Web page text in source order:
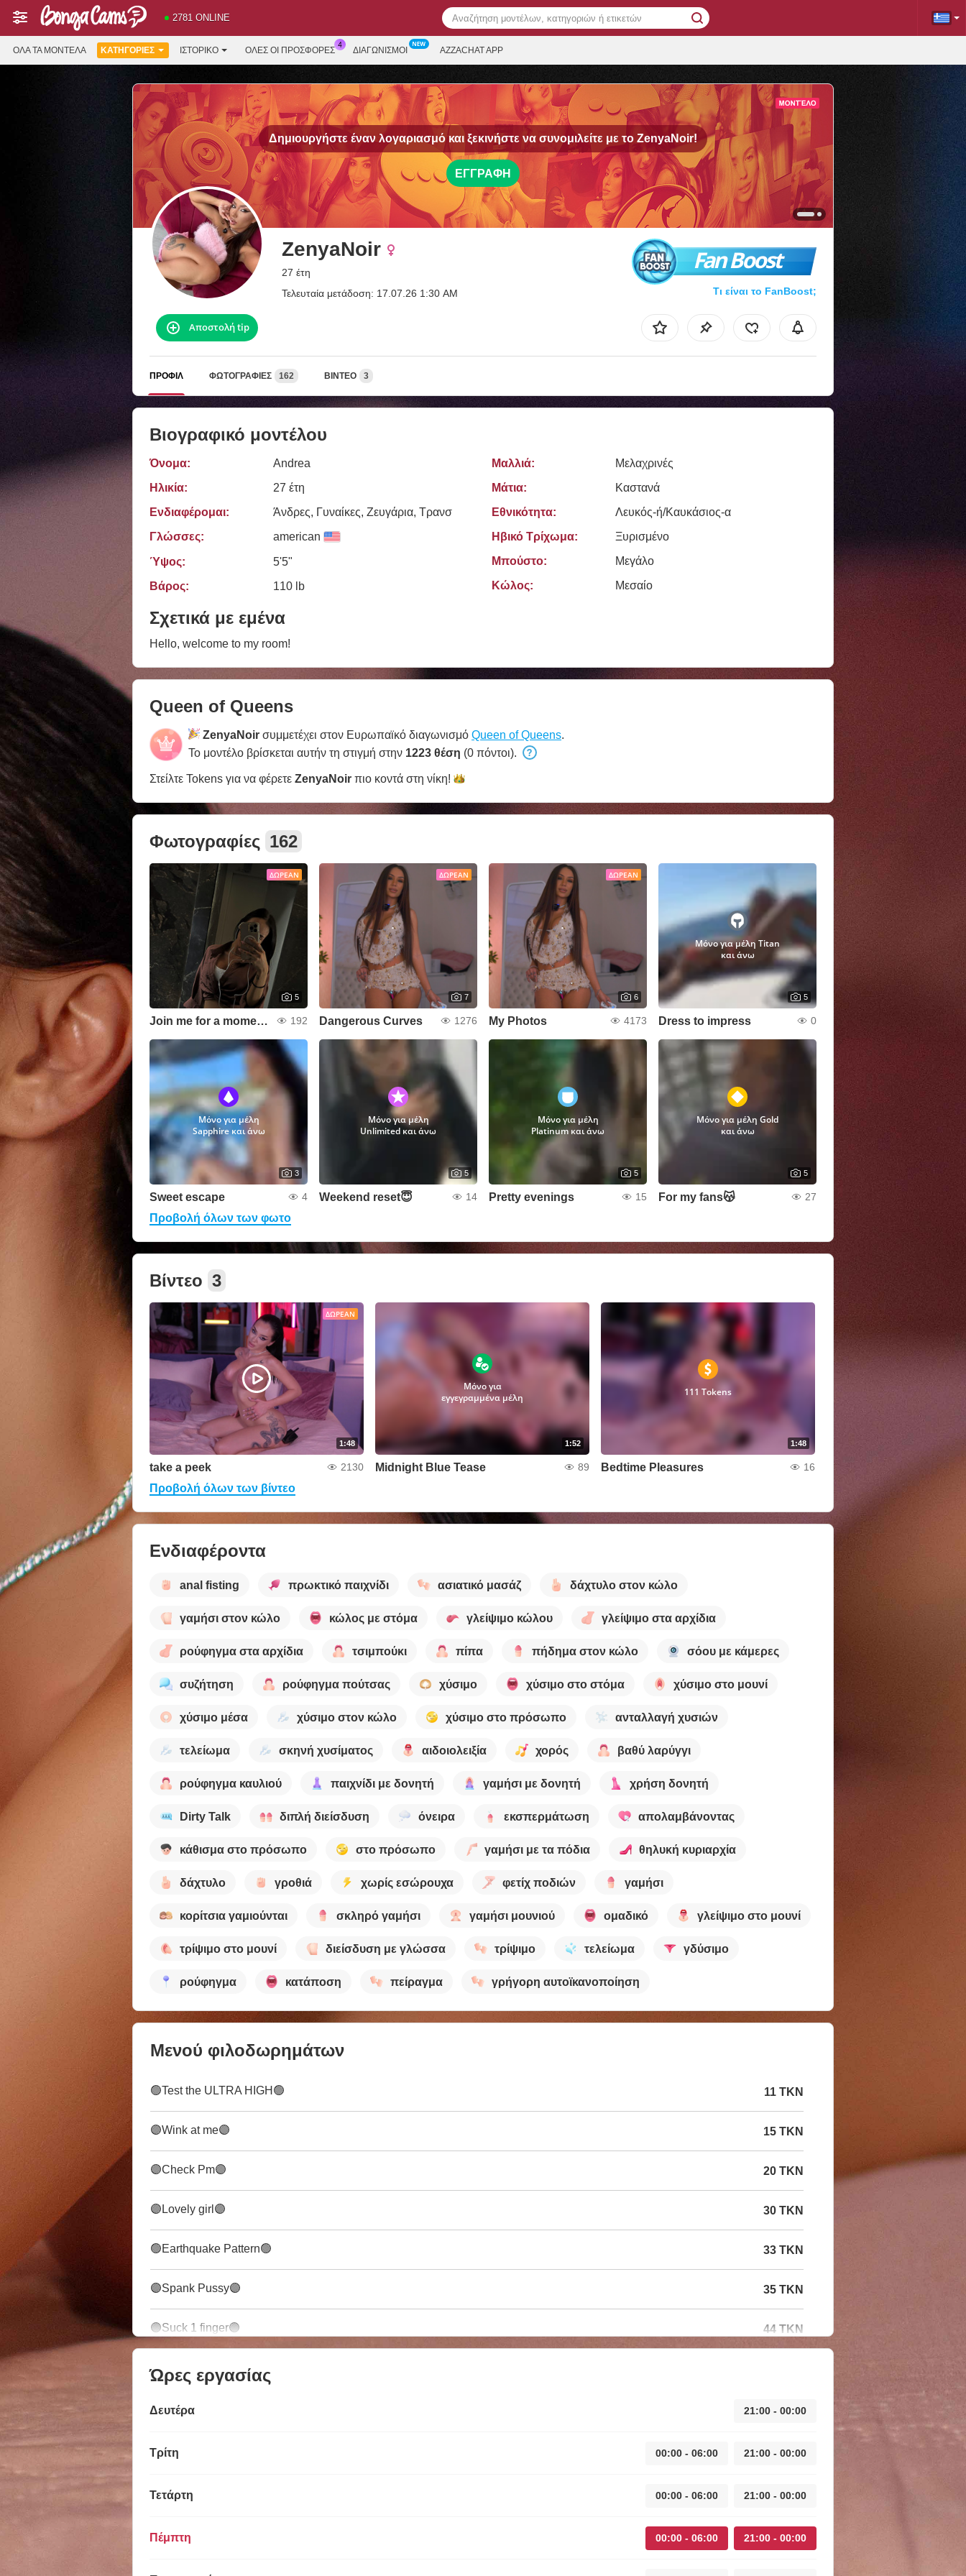
2781 ONLINE
ΌΛΑ ΤΑ ΜΟΝΤΈΛΑ ΚΑΤΗΓΟΡΊΕΣ ΙΣΤΟΡΙΚΌ ΟΛΕΣ ΟΙ ΠΡΟΣΦΟΡΕΣ ΔΙΑΓΩΝΙΣΜΟΊ AZZACHAT APP
Δημιουργήστε έναν λογαριασμό και ξεκινήστε να συνομιλείτε με το ZenyaNoir!
ΕΓΓΡΑΦΉ
ZenyaNoir
27 έτη
Τελευταία μετάδοση: 17.07.26 1:30 AM
Fan Boost
Τι είναι το FanBoost;
Αποστολή tip
ΠΡΟΦΊΛ ΦΩΤΟΓΡΑΦΊΕΣ 162 ΒΊΝΤΕΟ 3
Βιογραφικό μοντέλου
Όνομα:
Andrea
Ηλικία:
27 έτη
Ενδιαφέρομαι:
Άνδρες, Γυναίκες, Zευγάρια, Τρανσ
Γλώσσες:
american
Ύψος:
5'5"
Βάρος:
110 lb
Μαλλιά:
Μελαχρινές
Μάτια:
Καστανά
Εθνικότητα:
Λευκός-ή/Καυκάσιος-α
Ηβικό Τρίχωμα:
Ξυρισμένο
Μπούστο:
Μεγάλο
Κώλος:
Μεσαίο
Σχετικά με εμένα
Hello, welcome to my room!
Queen of Queens
ZenyaNoir συμμετέχει στον Ευρωπαϊκό διαγωνισμό Queen of Queens.
Το μοντέλο βρίσκεται αυτήν τη στιγμή στην 1223 θέση (0 πόντοι).
Στείλτε Tokens για να φέρετε ZenyaNoir πιο κοντά στη νίκη!
Φωτογραφίες 162
ΔΩΡΕΆΝ
5
Join me for a moment👀 192
ΔΩΡΕΆΝ
7
Dangerous Curves 1276
ΔΩΡΕΆΝ
6
My Photos 4173
Μόνο για μέλη Titan
και άνω
5
Dress to impress 0
Μόνο για μέλη
Sapphire και άνω
3
Sweet escape 4
Μόνο για μέλη
Unlimited και άνω
5
Weekend reset😇 14
Μόνο για μέλη
Platinum και άνω
5
Pretty evenings 15
Μόνο για μέλη Gold
και άνω
5
For my fans😽 27
Προβολή όλων των φωτο
Βίντεο 3
ΔΩΡΕΆΝ
1:48
take a peek 2130
1:52
Μόνο για
εγγεγραμμένα μέλη
Midnight Blue Tease 89
1:48
111 Tokens
Bedtime Pleasures 16
Προβολή όλων των βίντεο
Ενδιαφέροντα
anal fisting πρωκτικό παιχνίδι ασιατικό μασάζ δάχτυλο στον κώλο
γαμήσι στον κώλο κώλος με στόμα γλείψιμο κώλου γλείψιμο στα αρχίδια
ρούφηγμα στα αρχίδια τσιμπούκι πίπα πήδημα στον κώλο σόου με κάμερες
συζήτηση ρούφηγμα πούτσας χύσιμο χύσιμο στο στόμα χύσιμο στο μουνί
χύσιμο μέσα χύσιμο στον κώλο χύσιμο στο πρόσωπο ανταλλαγή χυσιών
τελείωμα σκηνή χυσίματος αιδοιολειξία χορός βαθύ λαρύγγι
ρούφηγμα καυλιού παιχνίδι με δονητή γαμήσι με δονητή χρήση δονητή
Dirty Talk διπλή διείσδυση όνειρα εκσπερμάτωση απολαμβάνοντας
κάθισμα στο πρόσωπο στο πρόσωπο γαμήσι με τα πόδια θηλυκή κυριαρχία
δάχτυλο γροθιά χωρίς εσώρουχα φετίχ ποδιών γαμήσι
κορίτσια γαμιούνται σκληρό γαμήσι γαμήσι μουνιού ομαδικό γλείψιμο στο μουνί
τρίψιμο στο μουνί διείσδυση με γλώσσα τρίψιμο τελείωμα γδύσιμο
ρούφηγμα κατάποση πείραγμα γρήγορη αυτοϊκανοποίηση
Μενού φιλοδωρημάτων
🟢Test the ULTRA HIGH🟢 11 TKN
🟣Wink at me🟣 15 TKN
🟣Check Pm🟣 20 TKN
🟣Lovely girl🟣 30 TKN
🟢Earthquake Pattern🟢 33 TKN
🟣Spank Pussy🟣 35 TKN
🟣Suck 1 finger🟣 44 TKN
Ώρες εργασίας
Δευτέρα 21:00 - 00:00
Τρίτη 00:00 - 06:00 21:00 - 00:00
Τετάρτη 00:00 - 06:00 21:00 - 00:00
Πέμπτη 00:00 - 06:00 21:00 - 00:00